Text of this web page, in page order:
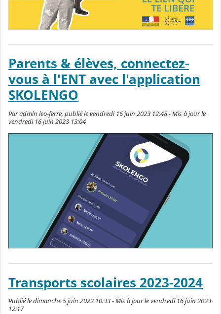
Parents & élèves, connectez-
vous à l'ENT avec l'application
SKOLENGO
Par admin leo-ferre, publié le vendredi 16 juin 2023 12:48 - Mis à jour le
vendredi 16 juin 2023 13:04
Transports scolaires 2023-2024
Publié le dimanche 5 juin 2022 10:33 - Mis à jour le vendredi 16 juin 2023
12:17